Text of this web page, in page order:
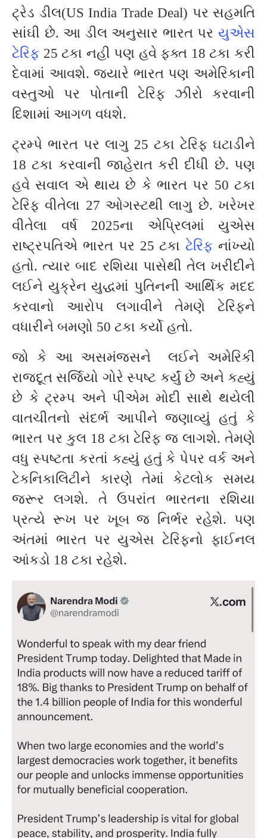
ટ્રેડ ડીલ(US India Trade Deal) પર સહમતિ
સાંઘી છે. આ ડીલ અનુસાર ભારત પર યુએસ
ટેરિફ 25 ટકા નહી પણ હવે ફક્ત 18 ટકા કરી
દેવામાં આવશે. જ્યારે ભારત પણ અમેરિકાની
વસ્તુઓ પર પોતાની ટેરિફ ઝીરો કરવાની
દિશામાં આગળ વધશે.
ટ્રમ્પે ભારત પર લાગુ 25 ટકા ટેરિફ ઘટાડીને
18 ટકા કરવાની જાહેરાત કરી દીધી છે. પણ
હવે સવાલ એ થાય છે કે ભારત પર 50 ટકા
ટેરિફ વીતેલા 27 ઓગસ્ટથી લાગુ છે. ખરેખર
વીતેલા વર્ષ 2025ના એપ્રિલમાં યુએસ
રાષ્ટ્રપતિએ ભારત પર 25 ટકા ટેરિફ નાંખ્યો
હતો. ત્યાર બાદ રશિયા પાસેથી તેલ ખરીદીને
લઈને યુક્રેન યુદ્ધમાં પુતિનની આર્થિક મદદ
કરવાનો આરોપ લગાવીને તેમણે ટેરિફને
વધારીને બમણો 50 ટકા કર્યો હતો.
જો કે આ અસમંજસને લઈને અમેરિકી
રાજદૂત સર્જિયો ગોરે સ્પષ્ટ કર્યું છે અને કહ્યું
છે કે ટ્રમ્પ અને પીએમ મોદી સાથે થયેલી
વાતચીતનો સંદર્ભ આપીને જણાવ્યું હતું કે
ભારત પર કુલ 18 ટકા ટેરિફ જ લાગશે. તેમણે
વધુ સ્પષ્ટતા કરતાં કહ્યું હતું કે પેપર વર્ક અને
ટેકનિકાલિટીને કારણે તેમાં કેટલોક સમય
જરૂર લગશે. તે ઉપરાંત ભારતના રશિયા
પ્રત્યે રૂખ પર ખૂબ જ નિર્ભર રહેશે. પણ
અંતમાં ભારત પર યુએસ ટેરિફનો ફાઈનલ
આંકડો 18 ટકા રહેશે.